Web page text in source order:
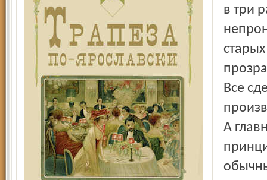
в три
Все
А